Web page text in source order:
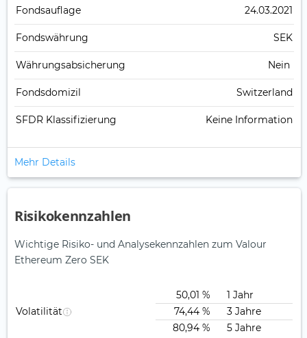
Fonds­auflage 24.03.2021
Fonds­währung SEK
Währungsabsicherung Nein
Fondsdomizil Switzerland
SFDR Klassifizierung Keine Information
Mehr Details
Risikokennzahlen
Wichtige Risiko- und Analysekennzahlen zum Valour
Ethereum Zero SEK
Volatilität
50,01 %
1 Jahr
74,44 %
3 Jahre
80,94 %
5 Jahre